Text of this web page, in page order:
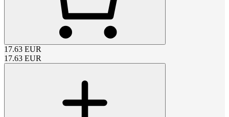
17.63 EUR
17.63 EUR